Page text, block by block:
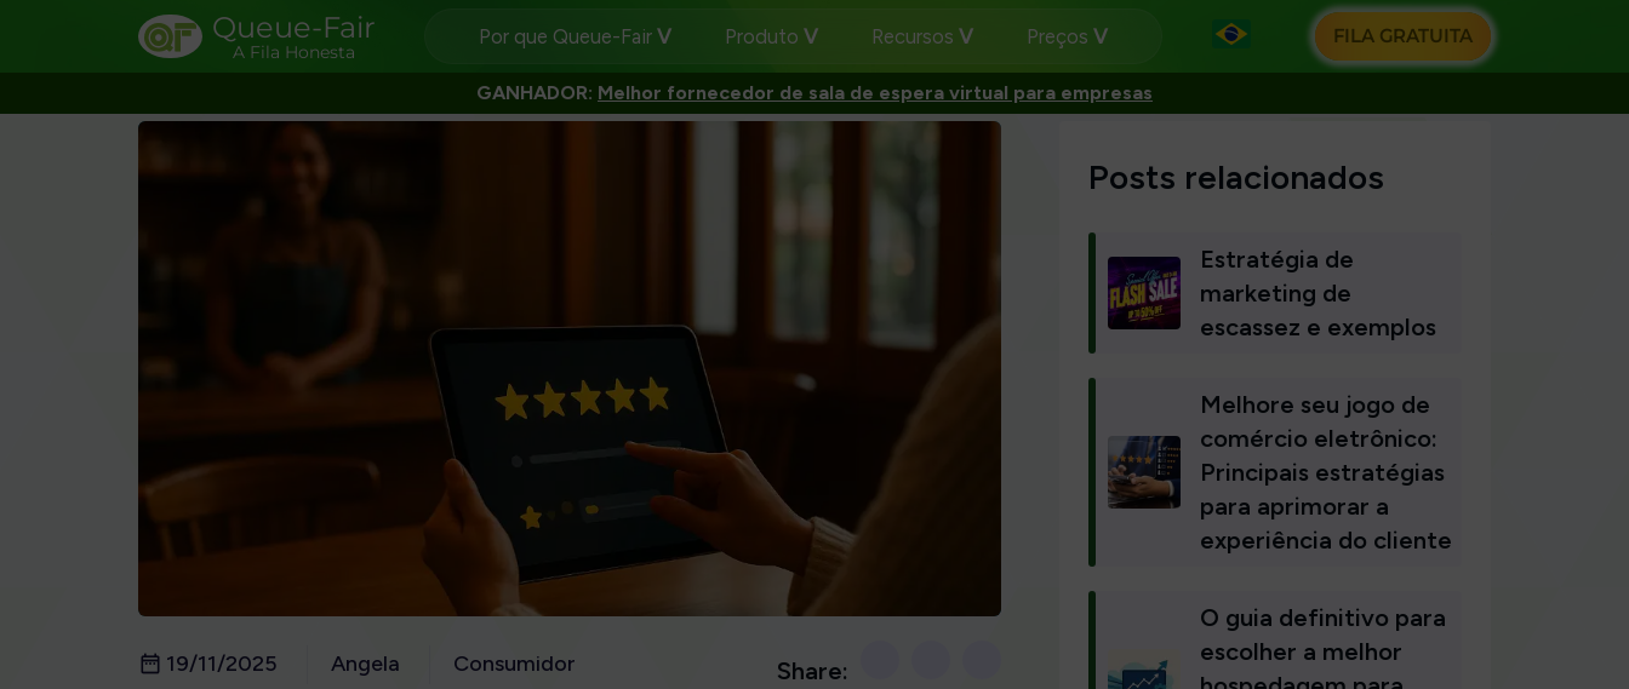
Queue-Fair
A Fila Honesta
Por que Queue-Fair Produto Recursos Preços FILA GRATUITA
GANHADOR: Melhor fornecedor de sala de espera virtual para empresas
19/11/2025 Angela Consumidor Share:
Posts relacionados
Estratégia de
marketing de
escassez e exemplos
Melhore seu jogo de
comércio eletrônico:
Principais estratégias
para aprimorar a
experiência do cliente
O guia definitivo para
escolher a melhor